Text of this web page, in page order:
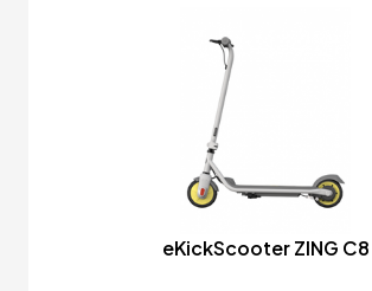
eKickScooter ZING C8